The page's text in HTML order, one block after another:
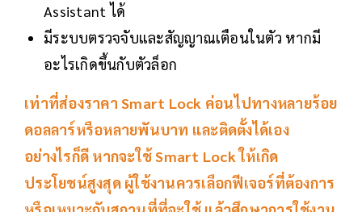
Assistant ได้
มีระบบตรวจจับและสัญญาณเตือนในตัว หากมี
อะไรเกิดขึ้นกับตัวล็อก
เท่าที่ส่องราคา Smart Lock ค่อนไปทางหลายร้อย
ดอลลาร์​หรือหลายพันบาท และติดตั้งได้เอง
อย่างไรก็ดี หากจะใช้Smart Lockให้เกิด
ประโยชน์สูงสุด ผู้ใช้งานควรเลือกฟีเจอร์ที่ต้องการ